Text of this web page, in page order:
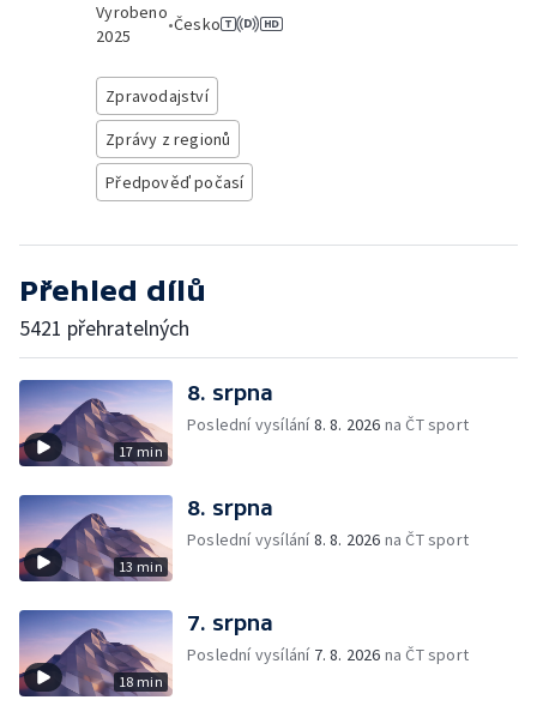
Vyrobeno
2025
•Česko
Zpravodajství
Zprávy z regionů
Předpověď počasí
Přehled dílů
5421 přehratelných
17 min
8. srpna
Poslední vysílání8. 8. 2026 na ČT sport
13 min
8. srpna
Poslední vysílání8. 8. 2026 na ČT sport
18 min
7. srpna
Poslední vysílání 7. 8. 2026 na ČT sport